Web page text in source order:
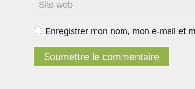
Enregistrer mon nom, mon e-mail et
Soumettre le commentaire